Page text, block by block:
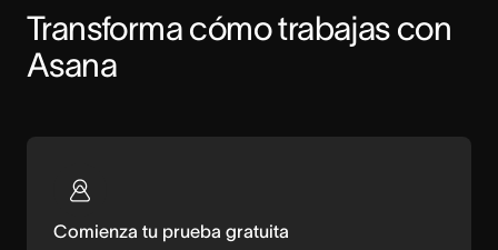
Transforma cómo trabajas con
Asana
Comienza tu prueba gratuita